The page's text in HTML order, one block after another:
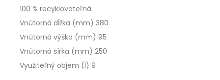
100 % recyklovateľná.
Vnútorná dĺžka (mm) 380
Vnútorná výška (mm) 95
Vnútorná šírka (mm) 250
Využiteľný objem (l) 9